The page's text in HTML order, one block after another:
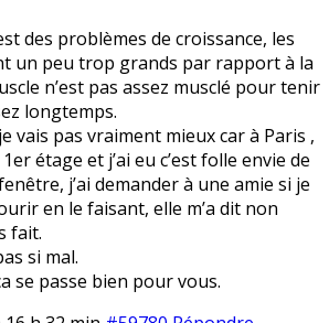
des problèmes de croissance, les
un peu trop grands par rapport à la
n’est pas assez musclé pour tenir
longtemps.
vais pas vraiment mieux car à Paris ,
étage et j’ai eu c’est folle envie de
j’ai demander à une amie si je
en le faisant, elle m’a dit non
fait.
si mal.
se passe bien pour vous.